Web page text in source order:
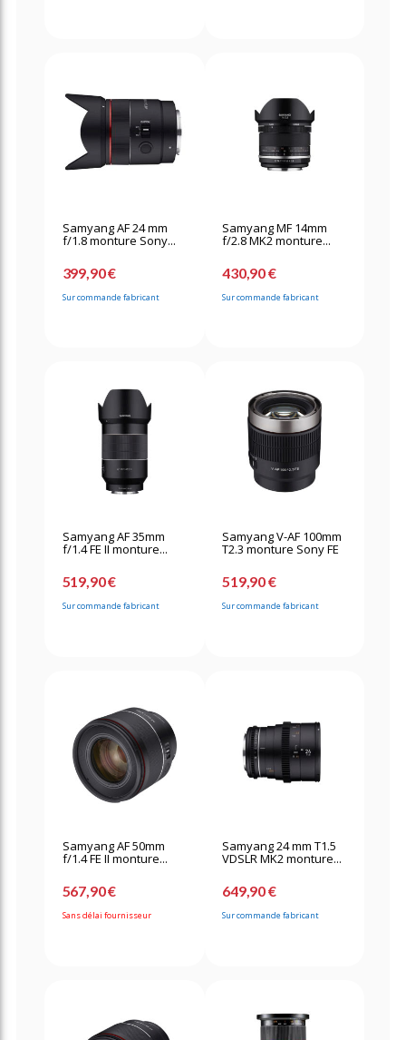
Samyang AF 24 mm
f/1.8 monture Sony...
399,90 €
Sur commande fabricant
Samyang MF 14mm
f/2.8 MK2 monture...
430,90 €
Sur commande fabricant
Samyang AF 35mm
f/1.4 FE II monture...
519,90 €
Sur commande fabricant
Samyang V-AF 100mm
T2.3 monture Sony FE
519,90 €
Sur commande fabricant
Samyang AF 50mm
f/1.4 FE II monture...
567,90 €
Sans délai fournisseur
Samyang 24 mm T1.5
VDSLR MK2 monture...
649,90 €
Sur commande fabricant